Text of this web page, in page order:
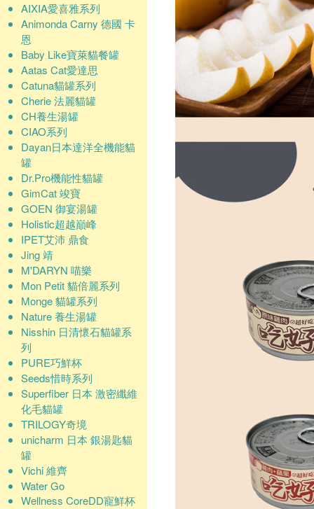
AIXIA愛喜雅系列
Animonda Carny 德國 卡
恩
Baby Like寶萊貓餐罐
Aatas Cat愛達思
Catuna貓罐系列
Cherie 法麗貓罐
CH養生湯罐
CIAO系列
Dayan日本達洋全機能貓
罐
Dr.Pro機能性貓罐
GimCat 竣寶
GOEN 御宴湯罐
Holistic超越巔峰
IPET艾沛 鼎食
Jing 靖
M'DARYN 喵樂
Mon Petit 貓倍麗系列
Monge 貓罐系列
Nature 養生湯罐
Nisshin 日清懷石貓罐系
列
PURE巧鮮杯
Seeds惜時系列
Superfiber 日本 激密纖維
化毛貓罐
TRILOGY奇境
unicharm 日本 銀湯匙貓
罐
Vichi 維齊
Water Go
Wellness CoreDD寵鮮杯